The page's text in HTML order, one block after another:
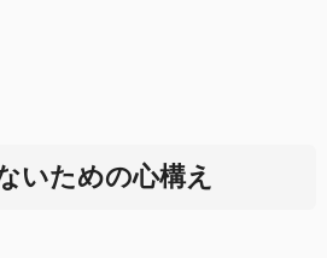
いための心構え